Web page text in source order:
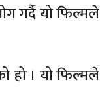
गर्दै यो फिल्मले
हो । यो फिल्मले